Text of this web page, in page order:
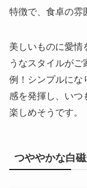
特徴で、食卓の雰
美しいものに愛情
うなスタイルがご
例！シンプルにな
感を発揮し、いつ
楽しめそうです。
つややかな白